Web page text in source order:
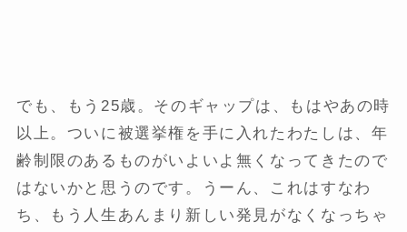
でも、もう25歳。そのギャップは、もはやあの時
以上。ついに被選挙権を手に入れたわたしは、年
齢制限のあるものがいよいよ無くなってきたので
はないかと思うのです。うーん、これはすなわ
ち、もう人生あんまり新しい発見がなくなっちゃ